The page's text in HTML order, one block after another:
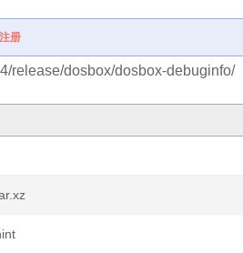
册
release/dosbox/dosbox-debuginfo/